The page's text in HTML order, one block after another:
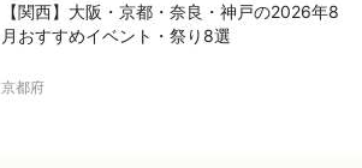
【関西】大阪・京都・奈良・神戸の2026年8
月おすすめイベント・祭り8選
京都府